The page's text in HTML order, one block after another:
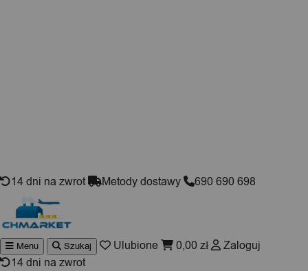
14 dni na zwrot Metody dostawy 690 690 698
Wyszukiwarka
produktów
Menu Szukaj Ulubione 0,00 zł
Zaloguj
14 dni na zwrot